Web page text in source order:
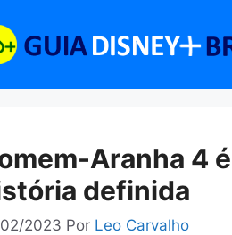
Aranha 4
definida
2023 Por Leo Carvalho